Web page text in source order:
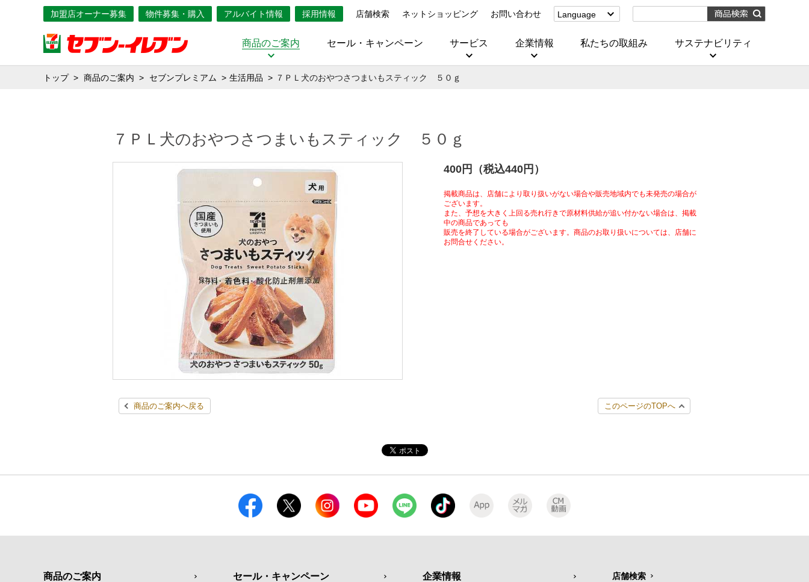
加盟店オーナー募集 物件募集・購入 アルバイト情報 採用情報 店舗検索 ネットショッピング お問い合わせ
Language
(Corporate)
商品のご案内 セール・キャンペーン サービス 企業情報 私たちの取組み サステナビリティ
トップ 商品のご案内 セブンプレミアム 生活用品 ７ＰＬ犬のおやつさつまいもスティック ５０ｇ
７ＰＬ犬のおやつさつまいもスティック ５０ｇ
400円（税込440円）
掲載商品は、店舗により取り扱いがない場合や販売地域内でも未発売の場合が
ございます。
また、予想を大きく上回る売れ行きで原材料供給が追い付かない場合は、掲載
中の商品であっても
販売を終了している場合がございます。商品のお取り扱いについては、店舗に
お問合せください。
商品のご案内へ戻る このページのTOPへ
商品のご案内 セール・キャンペーン 企業情報
店舗検索